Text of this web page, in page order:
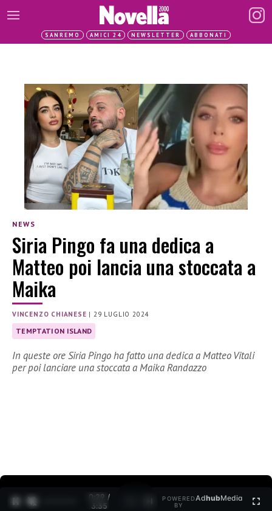
SANREMO AMICI 24 NEWSLETTER ABBONATI
NEWS
Siria Pingo fa una dedica a
Matteo poi lancia una stoccata a
Maika
VINCENZO CHIANESE |29 LUGLIO 2024
TEMPTATION ISLAND
In queste ore Siria Pingo ha fatto una dedica a Matteo Vitali
per poi lanciare una stoccata a Maika Randazzo
0:30 /
3:35
POWERED
BY
AdhubMedia